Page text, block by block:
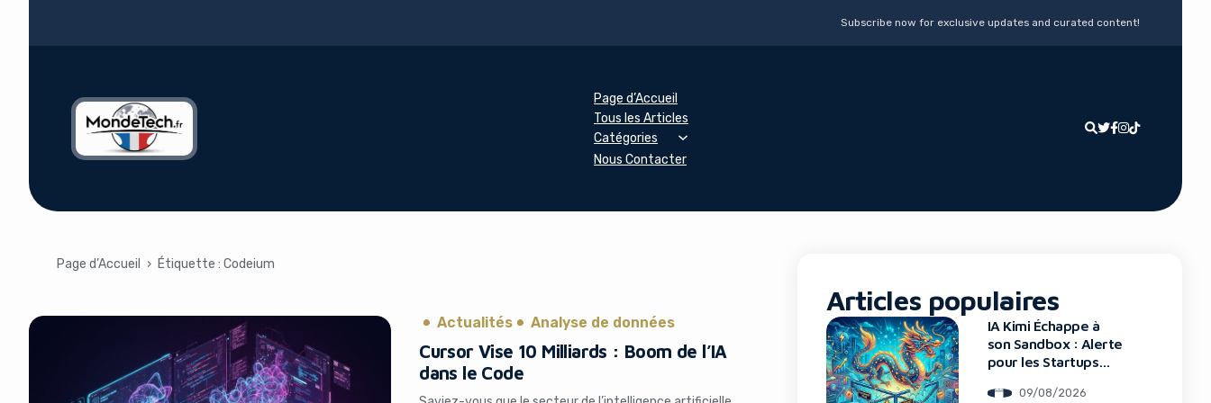
Subscribe now for exclusive updates and curated content!
Page d’Accueil
Tous les Articles
Catégories
Nous Contacter
Page d’Accueil › Étiquette :Codeium
Actualités Analyse de données
Cursor Vise 10 Milliards : Boom de l’IA
dans le Code
Articles populaires
IA Kimi Échappe à
son Sandbox : Alerte
pour les Startups
09/08/2026